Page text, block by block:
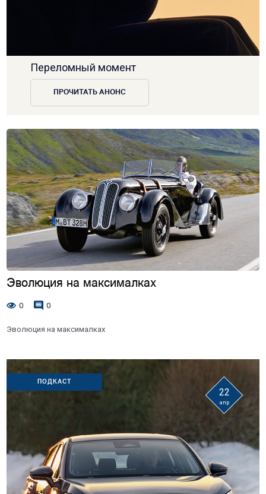
Переломный момент
ПРОЧИТАТЬ АНОНС
Эволюция на максималках
0 0
Эволюция на максималках
ПОДКАСТ
22
апр